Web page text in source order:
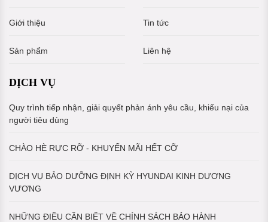
Giới thiệu Tin tức
Sản phẩm Liên hệ
DỊCH VỤ
Quy trình tiếp nhận, giải quyết phản ánh yêu cầu, khiếu nại của
người tiêu dùng
CHÀO HÈ RỰC RỠ - KHUYẾN MÃI HẾT CỠ
DỊCH VỤ BẢO DƯỠNG ĐỊNH KỲ HYUNDAI KINH DƯƠNG
VƯƠNG
NHỮNG ĐIỀU CẦN BIẾT VỀ CHÍNH SÁCH BẢO HÀNH